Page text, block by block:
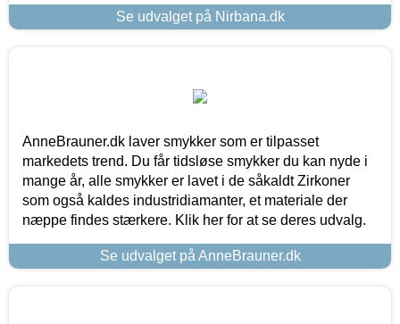
Se udvalget på Nirbana.dk
AnneBrauner.dk laver smykker som er tilpasset
markedets trend. Du får tidsløse smykker du kan nyde i
mange år, alle smykker er lavet i de såkaldt Zirkoner
som også kaldes industridiamanter, et materiale der
næppe findes stærkere. Klik her for at se deres udvalg.
Se udvalget på AnneBrauner.dk